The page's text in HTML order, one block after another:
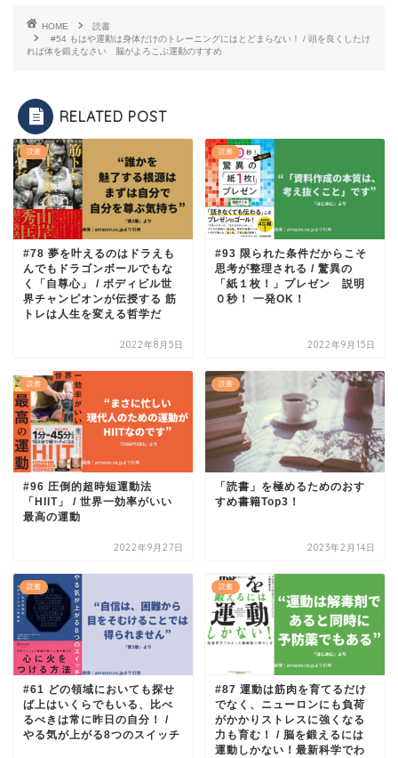
HOME
読書
#54 もはや運動は身体だけのトレーニングにはとどまらない！ / 頭を良くしたけ
れば体を鍛えなさい 脳がよろこぶ運動のすすめ
RELATED POST
読書
#78 夢を叶えるのはドラえも
んでもドラゴンボールでもな
く「自尊心」 / ボディビル世
界チャンピオンが伝授する 筋
トレは人生を変える哲学だ
2022年8月5日
読書
#93 限られた条件だからこそ
思考が整理される / 驚異の
「紙１枚！」プレゼン 説明
０秒！ 一発OK！
2022年9月15日
読書
#96 圧倒的超時短運動法
「HIIT」 / 世界一効率がいい
最高の運動
2022年9月27日
読書
「読書」を極めるためのおす
すめ書籍Top3！
2023年2月14日
読書
#61 どの領域においても探せ
ば上はいくらでもいる、比べ
るべきは常に昨日の自分！ /
やる気が上がる8つのスイッチ
読書
#87 運動は筋肉を育てるだけ
でなく、ニューロンにも負荷
がかかりストレスに強くなる
力も育む！ / 脳を鍛えるには
運動しかない！最新科学でわ